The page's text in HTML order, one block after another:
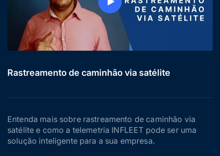
Rastreamento de caminhão via satélite
Entenda mais sobre rastreamento de caminhão via
satélite e como a telemetria INFLEET pode ser uma
solução inteligente para a sua empresa.